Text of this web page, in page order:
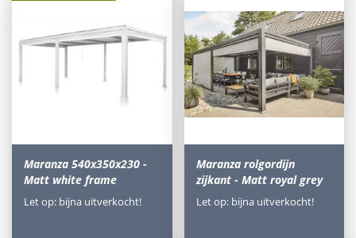
Maranza 540x350x230 -
Matt white frame
Let op: bijna uitverkocht!
Maranza rolgordijn
zijkant - Matt royal grey
Let op: bijna uitverkocht!